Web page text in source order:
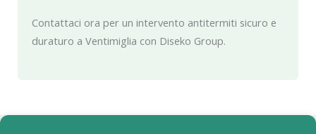
Contattaci ora per un intervento antitermiti sicuro e
duraturo a Ventimiglia con Diseko Group.